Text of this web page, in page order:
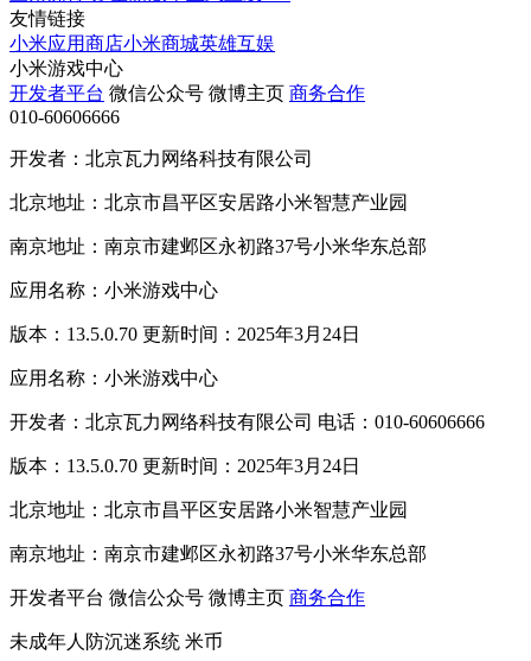
友情链接
小米应用商店小米商城英雄互娱
小米游戏中心
开发者平台 微信公众号 微博主页 商务合作
010-60606666
开发者：北京瓦力网络科技有限公司
北京地址：北京市昌平区安居路小米智慧产业园
南京地址：南京市建邺区永初路37号小米华东总部
应用名称：小米游戏中心
版本：13.5.0.70 更新时间：2025年3月24日
应用名称：小米游戏中心
开发者：北京瓦力网络科技有限公司 电话：010-60606666
版本：13.5.0.70 更新时间：2025年3月24日
北京地址：北京市昌平区安居路小米智慧产业园
南京地址：南京市建邺区永初路37号小米华东总部
开发者平台 微信公众号 微博主页 商务合作
未成年人防沉迷系统 米币